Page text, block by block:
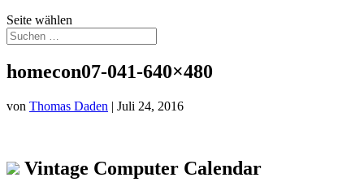
Seite wählen
homecon07-041-640×480
von Thomas Daden | Juli 24, 2016
Vintage Computer Calendar